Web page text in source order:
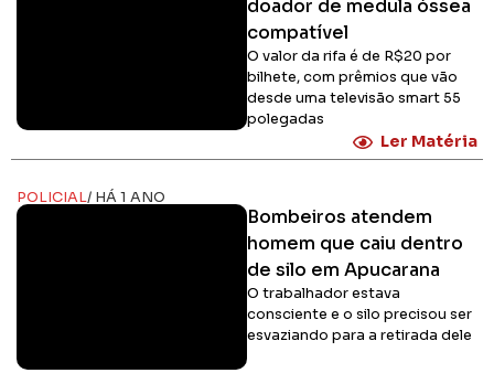
doador de medula óssea
compatível
O valor da rifa é de R$20 por
bilhete, com prêmios que vão
desde uma televisão smart 55
polegadas
Ler Matéria
POLICIAL/ HÁ 1 ANO
Bombeiros atendem
homem que caiu dentro
de silo em Apucarana
O trabalhador estava
consciente e o silo precisou ser
esvaziando para a retirada dele